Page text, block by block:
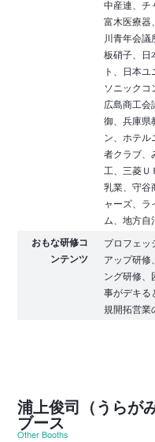
中産連、チ
富木医療器
川青年会
板硝子、日
ト、日本
ソニックコ
広島商工会
御、兵庫県
ン、ホテル
者クラブ、
工、三菱Ｕ
乳業、守谷
ャーズ、
ム、地方自
おもな研修コ
ンテンツ
プロフェッ
アップ研修
ング研修、
事がデキる
規開拓営業
浦上俊司（うら
ブース
Other Booths